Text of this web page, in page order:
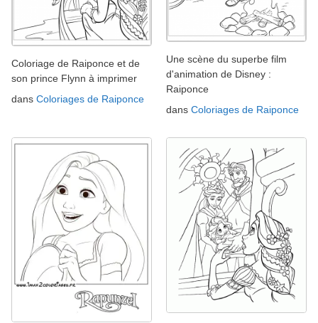
Coloriage de Raiponce et de
son prince Flynn à imprimer
dans Coloriages de Raiponce
Une scène du superbe film
d'animation de Disney :
Raiponce
dans Coloriages de Raiponce